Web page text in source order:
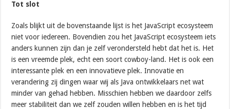
Tot slot
Zoals blijkt uit de bovenstaande lijst is het JavaScript ecosysteem
niet voor iedereen. Bovendien zou het JavaScript ecosysteem iets
anders kunnen zijn dan je zelf verondersteld hebt dat het is. Het
is een vreemde plek, echt een soort cowboy-land. Het is ook een
interessante plek en een innovatieve plek. Innovatie en
verandering zij dingen waar wij als Java ontwikkelaars net wat
minder van gehad hebben. Misschien hebben we daardoor zelfs
meer stabiliteit dan we zelf zouden willen hebben en is het tijd